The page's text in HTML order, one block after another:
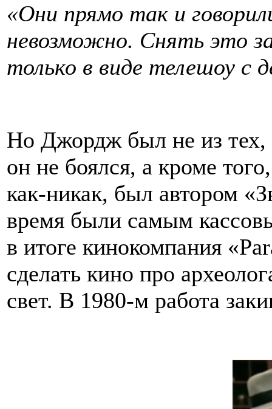
«Они прямо так и
невозможно. Снять это
только в виде телешоу
Но Джордж был не из тех,
он не боялся, а кроме
как-никак, был автором
время были самым
в итоге кинокомпания
сделать кино про
свет. В 1980-м работа